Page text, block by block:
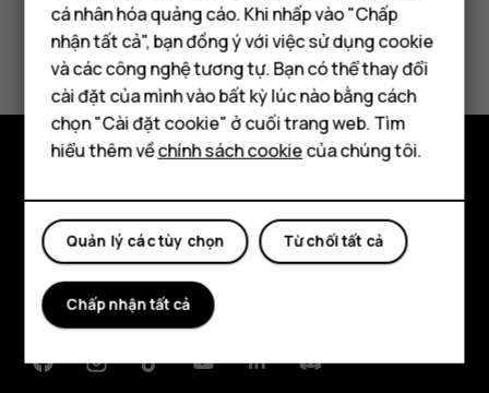
Điện thoại thông minh
Điện thoại phổ thông
Máy tính bảng
Bạn tìm được thông tin hữu ích không?
Có Không
Giới thiệu
Planet and people
Hỗ trợ
FacebookInstagramTiktokYoutubeLinkedinDiscord
cá nhân hóa quảng cáo. Khi nhấp vào "Chấp
nhận tất cả", bạn đồng ý với việc sử dụng cookie
và các công nghệ tương tự. Bạn có thể thay đổi
cài đặt của mình vào bất kỳ lúc nào bằng cách
chọn "Cài đặt cookie" ở cuối trang web. Tìm
hiểu thêm vềchính sách cookiecủa chúng tôi.
Từ chối tất cả
Quản lý các tùy chọn
Chấp nhận tất cả